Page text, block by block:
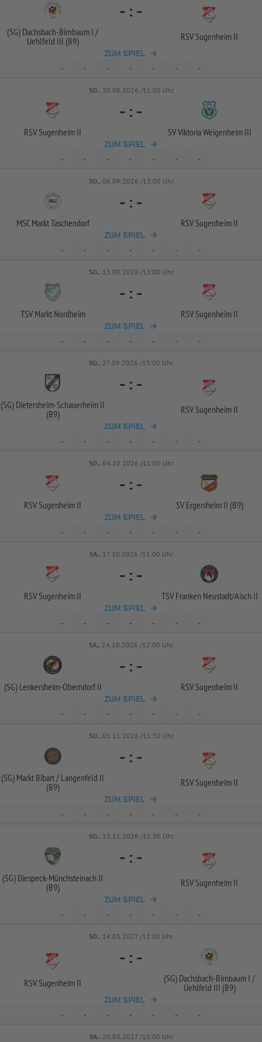
(SG) Dachsbach-Birnbaum I /
Uehlfeld III (B9)
- : -
RSV Sugenheim II
ZUM SPIEL
- - - - - - -
SO.. 30.08.2026 /11:00 Uhr
RSV Sugenheim II
- : -
SV Viktoria Weigenheim III
ZUM SPIEL
- - - - - - -
SO.. 06.09.2026 /13:00 Uhr
MSC Markt Taschendorf
- : -
RSV Sugenheim II
ZUM SPIEL
- - - - - - -
SO.. 13.09.2026 /13:00 Uhr
TSV Markt Nordheim
- : -
RSV Sugenheim II
ZUM SPIEL
- - - - - - -
SO.. 27.09.2026 /13:00 Uhr
(SG) Dietersheim-Schauerheim II
(B9)
- : -
RSV Sugenheim II
ZUM SPIEL
- - - - - - -
SO.. 04.10.2026 /11:00 Uhr
RSV Sugenheim II
- : -
SV Ergersheim II (B9)
ZUM SPIEL
- - - - - - -
SA.. 17.10.2026 /11:00 Uhr
RSV Sugenheim II
- : -
TSV Franken Neustadt/Aisch II
ZUM SPIEL
- - - - - - -
SA.. 24.10.2026 /12:00 Uhr
(SG) Lenkersheim-Oberndorf II
- : -
RSV Sugenheim II
ZUM SPIEL
- - - - - - -
SO.. 01.11.2026 /11:30 Uhr
(SG) Markt Bibart / Langenfeld II
(B9)
- : -
RSV Sugenheim II
ZUM SPIEL
- - - - - - -
SO.. 15.11.2026 /11:30 Uhr
(SG) Diespeck-Münchsteinach II
(B9)
- : -
RSV Sugenheim II
ZUM SPIEL
- - - - - - -
SO.. 14.03.2027 /12:00 Uhr
RSV Sugenheim II
- : -
(SG) Dachsbach-Birnbaum I /
Uehlfeld III (B9)
ZUM SPIEL
- - - - - - -
SA.. 20.03.2027 /15:00 Uhr